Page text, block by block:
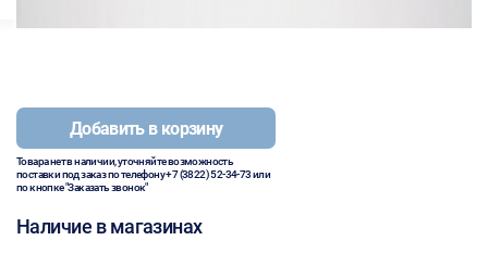
Добавить в корзину
Товара нет в наличии, уточняйте возможность
поставки под заказ по телефону+7 (3822) 52-34-73или
по кнопке "Заказать звонок"
Наличие в магазинах